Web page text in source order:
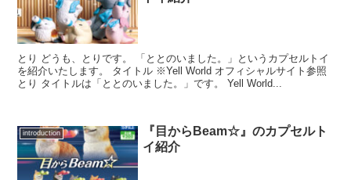
とり どうも、とりです。 「ととのいました。」というカプセルトイ
を紹介いたします。 タイトル ※Yell World オフィシャルサイト参照
とり タイトルは「ととのいました。」です。 Yell World...
introduction
『目からBeam☆』のカプセルト
イ紹介